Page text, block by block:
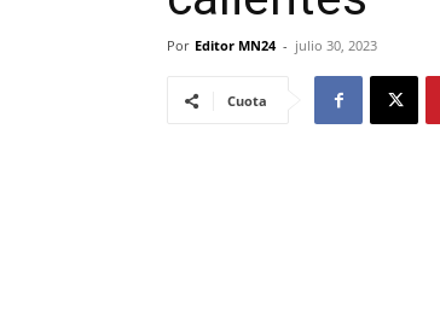
Por Editor MN24 - julio 30, 2023
Cuota